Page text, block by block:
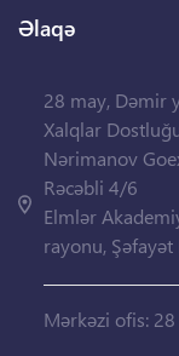
Əlaqə
28 may, Dəmir
Xalqlar
Nərimanov
Rəcəbli 4/6
Elmlər
rayonu,
Mərkəzi ofis: